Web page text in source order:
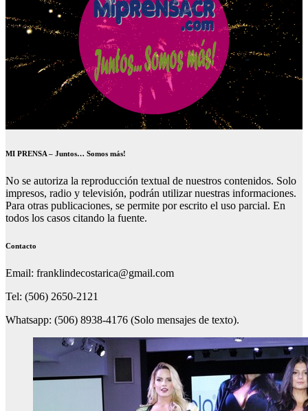
MI PRENSA – Juntos… Somos más!
No se autoriza la reproducción textual de nuestros contenidos. Solo
impresos, radio y televisión, podrán utilizar nuestras informaciones.
Para otras publicaciones, se permite por escrito el uso parcial. En
todos los casos citando la fuente.
Contacto
Email: franklindecostarica@gmail.com
Tel: (506) 2650-2121
Whatsapp: (506) 8938-4176 (Solo mensajes de texto).